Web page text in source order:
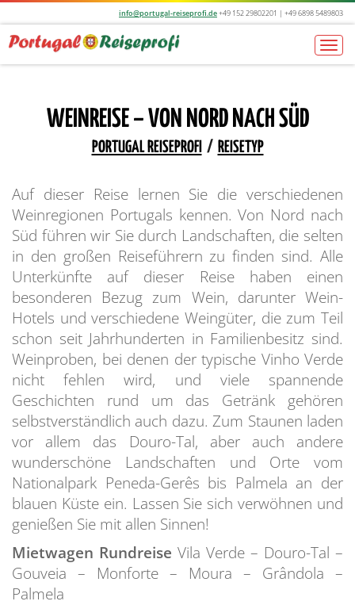
info@portugal-reiseprofi.de+49 152 29802201 | +49 6898 5489803
WEINREISE – VON NORD NACH SÜD
PORTUGAL REISEPROFI / REISETYP
Auf dieser Reise lernen Sie die verschiedenen
Weinregionen Portugals kennen. Von Nord nach
Süd führen wir Sie durch Landschaften, die selten
in den großen Reiseführern zu finden sind. Alle
Unterkünfte auf dieser Reise haben einen
besonderen Bezug zum Wein, darunter Wein-
Hotels und verschiedene Weingüter, die zum Teil
schon seit Jahrhunderten in Familienbesitz sind.
Weinproben, bei denen der typische Vinho Verde
nicht fehlen wird, und viele spannende
Geschichten rund um das Getränk gehören
selbstverständlich auch dazu. Zum Staunen laden
vor allem das Douro-Tal, aber auch andere
wunderschöne Landschaften und Orte vom
Nationalpark Peneda-Gerês bis Palmela an der
blauen Küste ein. Lassen Sie sich verwöhnen und
genießen Sie mit allen Sinnen!
Mietwagen Rundreise Vila Verde – Douro-Tal –
Gouveia – Monforte – Moura – Grândola –
Palmela